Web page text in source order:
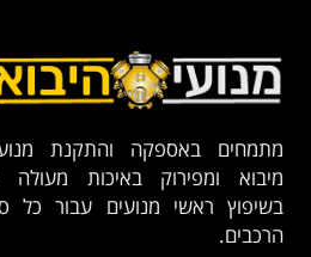
מתמחים באספקה והתקנת
מיבוא ומפירוק באיכות מעולה
בשיפוץ ראשי מנועים עבור כל
הרכבים.